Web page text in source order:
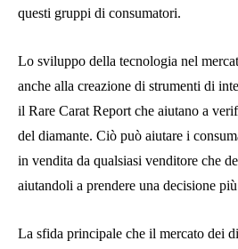
questi gruppi di consumatori.
Lo sviluppo della tecnologia nel
anche alla creazione di strumenti di
il Rare Carat Report che aiutano a
del diamante. Ciò può aiutare i
in vendita da qualsiasi venditore che
aiutandoli a prendere una decisione
La sfida principale che il mercato dei